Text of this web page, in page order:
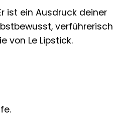
ist ein Ausdruck deiner
verführerisch
von Le Lipstick.